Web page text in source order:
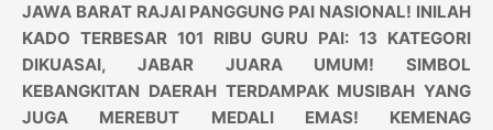
JAWA BARAT RAJAI PANGGUNG PAI NASIONAL! INILAH
KADO TERBESAR 101 RIBU GURU PAI: 13 KATEGORI
DIKUASAI, JABAR JUARA UMUM! SIMBOL
KEBANGKITAN DAERAH TERDAMPAK MUSIBAH YANG
JUGA MEREBUT MEDALI EMAS! KEMENAG